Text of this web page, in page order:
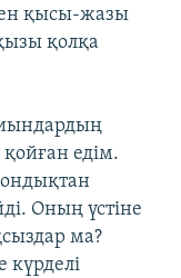
қысы-жазы
қолқа
едім.
Оның үстіне
ма?
күрделі